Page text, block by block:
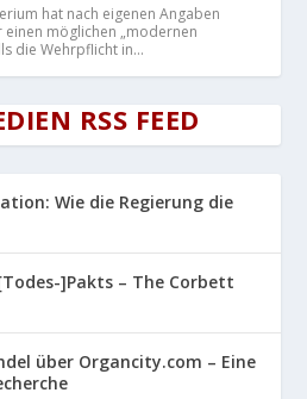
hat nach eigenen Angaben
möglichen „modernen
die Wehrpflicht in...
RSS FEED
Wie die Regierung die
]Pakts – The Corbett
über Organcity.com – Eine